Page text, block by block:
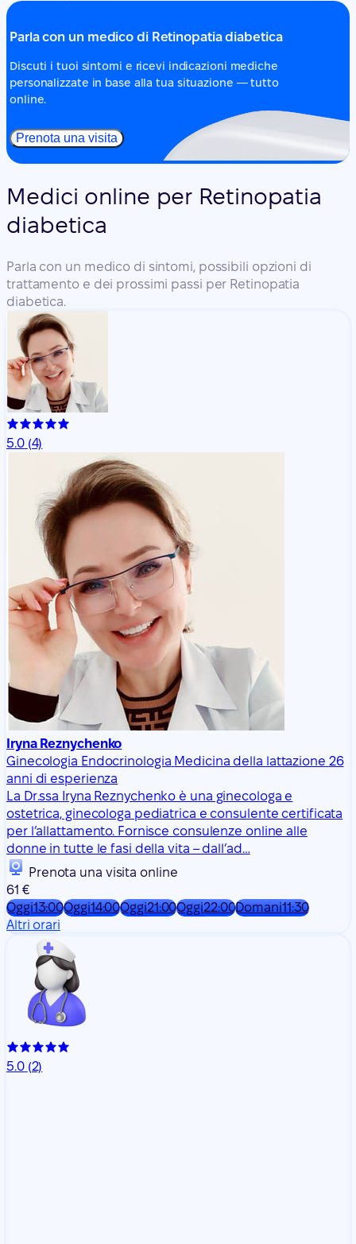
Parla con un medico di Retinopatia diabetica
Discuti i tuoi sintomi e ricevi indicazioni mediche
personalizzate in base alla tua situazione — tutto
online.
Prenota una visita
Medici online per Retinopatia
diabetica
Parla con un medico di sintomi, possibili opzioni di
trattamento e dei prossimi passi per Retinopatia
diabetica.
5.0 (4)
Iryna Reznychenko
Ginecologia Endocrinologia Medicina della lattazione 26
anni di esperienza
La Dr.ssa Iryna Reznychenko è una ginecologa e
ostetrica, ginecologa pediatrica e consulente certificata
per l’allattamento. Fornisce consulenze online alle
donne in tutte le fasi della vita – dall’ad…
Prenota una visita online
61 €
Oggi13:00Oggi14:00Oggi21:00Oggi22:00Domani11:30
Altri orari
5.0 (2)